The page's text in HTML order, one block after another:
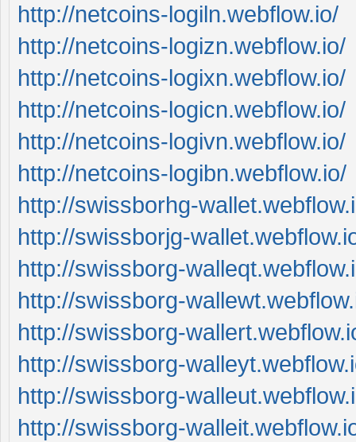
http://netcoins-logiln.webflow.io/
http://netcoins-logizn.webflow.io/
http://netcoins-logixn.webflow.io/
http://netcoins-logicn.webflow.io/
http://netcoins-logivn.webflow.io/
http://netcoins-logibn.webflow.io/
http://swissborhg-
http://swissborjg-
http://swissborg-
http://swissborg-
http://swissborg-
http://swissborg-
http://swissborg-
http://swissborg-